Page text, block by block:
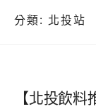
分類: 北投站
【北投飲